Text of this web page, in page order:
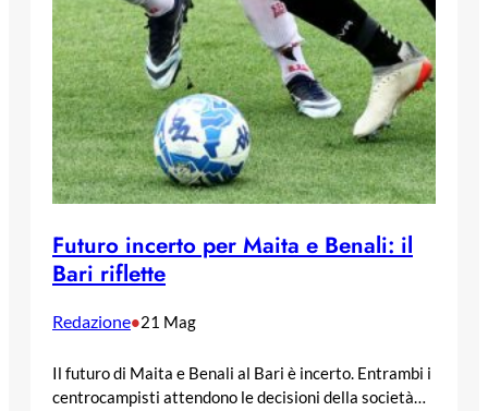
Futuro incerto per Maita e Benali: il
Bari riflette
Redazione•21 Mag
Il futuro di Maita e Benali al Bari è incerto. Entrambi i
centrocampisti attendono le decisioni della società…